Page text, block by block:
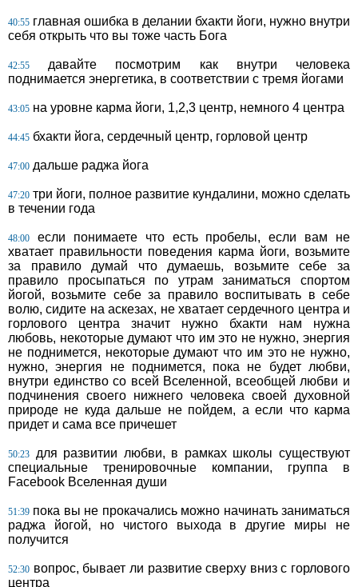
40:55 главная ошибка в делании бхакти йоги, нужно внутри
себя открыть что вы тоже часть Бога
42:55
давайте посмотрим как внутри человека
поднимается энергетика, в соответствии с тремя йогами
43:05 на уровне карма йоги, 1,2,3 центр, немного 4 центра
44:45 бхакти йога, сердечный центр, горловой центр
47:00 дальше раджа йога
47:20 три йоги, полное развитие кундалини, можно сделать
в течении года
48:00
если понимаете что есть пробелы, если вам не
хватает правильности поведения карма йоги, возьмите
за правило думай что думаешь, возьмите себе за
правило просыпаться по утрам заниматься спортом
йогой, возьмите себе за правило воспитывать в себе
волю, сидите на аскезах, не хватает сердечного центра и
горлового центра значит нужно бхакти нам нужна
любовь, некоторые думают что им это не нужно, энергия
не поднимется, некоторые думают что им это не нужно,
нужно, энергия не поднимется, пока не будет любви,
внутри единство со всей Вселенной, всеобщей любви и
подчинения своего нижнего человека своей духовной
природе не куда дальше не пойдем, а если что карма
придет и сама все причешет
50:23
для развитии любви, в рамках школы существуют
специальные тренировочные компании, группа в
Facebook Вселенная души
51:39 пока вы не прокачались можно начинать заниматься
раджа йогой, но чистого выхода в другие миры не
получится
52:30 вопрос, бывает ли развитие сверху вниз с горлового
центра